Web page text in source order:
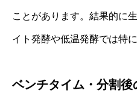
ことがあります。結果的に
イト発酵や低温発酵では特
ベンチタイム・分割後